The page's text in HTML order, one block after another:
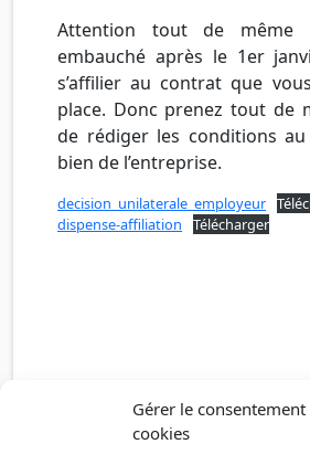
Gérer le consentement
cookies
Attention tout de même
embauché après le 1er
s’affilier au contrat que
place. Donc prenez tout de
de rédiger les conditions
bien de l’entreprise.
decision_unilaterale_employeur
dispense-affiliation
Télécharger